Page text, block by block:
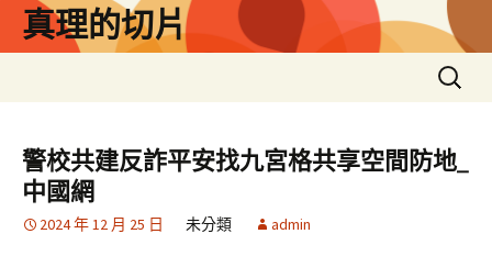
真理的切片
搜
尋
鍵
字:
警校共建反詐平安找九宮格共享空間防地_
中國網
2024 年 12 月 25 日 未分類 admin